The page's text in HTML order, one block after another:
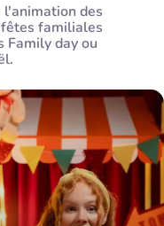
l'animation des
familiales
Family day ou